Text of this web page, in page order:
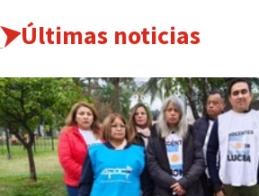
Últimas noticias